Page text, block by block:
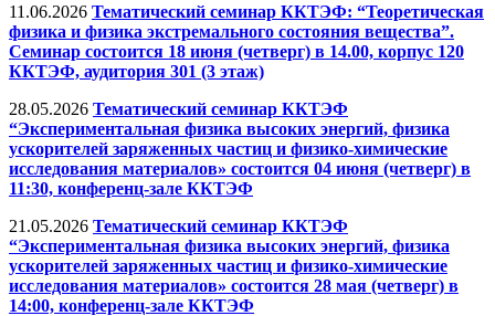
11.06.2026 Тематический семинар ККТЭФ: “Теоретическая
физика и физика экстремального состояния вещества”.
Семинар состоится 18 июня (четверг) в 14.00, корпус 120
ККТЭФ, аудитория 301 (3 этаж)
28.05.2026 Тематический семинар ККТЭФ
“Экспериментальная физика высоких энергий, физика
ускорителей заряженных частиц и физико-химические
исследования материалов» состоится 04 июня (четверг) в
11:30, конференц-зале ККТЭФ
21.05.2026 Тематический семинар ККТЭФ
“Экспериментальная физика высоких энергий, физика
ускорителей заряженных частиц и физико-химические
исследования материалов» состоится 28 мая (четверг) в
14:00, конференц-зале ККТЭФ